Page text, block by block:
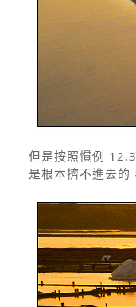
但是按照慣例
是根本擠不進去的